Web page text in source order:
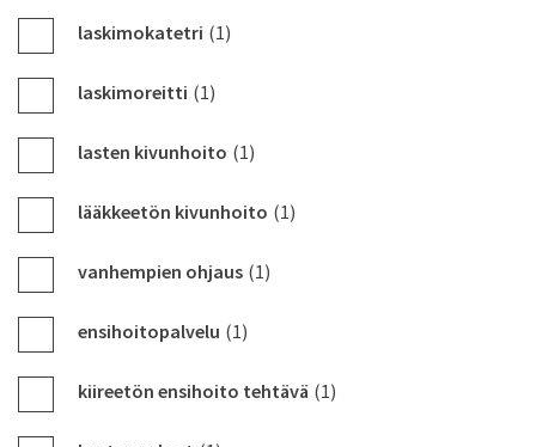
laskimokatetri (1)
laskimoreitti (1)
lasten kivunhoito (1)
lääkkeetön kivunhoito (1)
vanhempien ohjaus (1)
ensihoitopalvelu (1)
kiireetön ensihoito tehtävä (1)